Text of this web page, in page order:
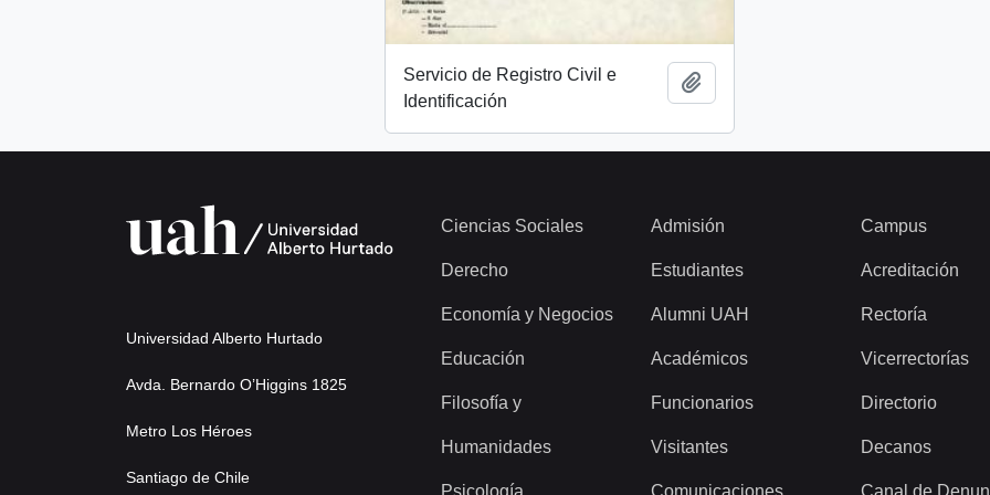
Servicio de Registro Civil e
Identificación
Universidad Alberto Hurtado
Avda. Bernardo O’Higgins 1825
Metro Los Héroes
Santiago de Chile
Ciencias Sociales
Derecho
Economía y Negocios
Educación
Filosofía y
Humanidades
Admisión
Estudiantes
Alumni UAH
Académicos
Funcionarios
Visitantes
Campus
Acreditación
Rectoría
Vicerrectorías
Directorio
Decanos